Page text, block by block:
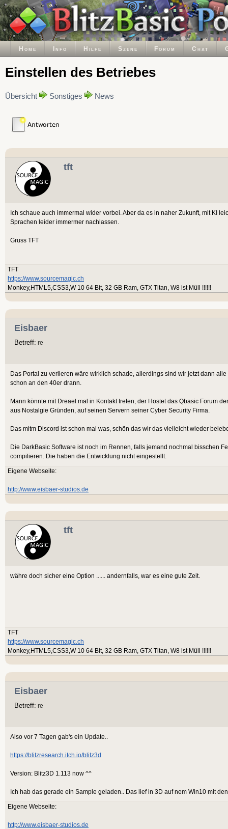
Home Info Hilfe Szene Forum Chat
Einstellen des Betriebes
Übersicht Sonstiges News
tft
Ich schaue auch immermal wider vorbei. Aber da es in naher Zukunft, mit KI
Sprachen leider immermer nachlassen.
Gruss TFT
TFT
https://www.sourcemagic.ch
Monkey,HTML5,CSS3,W 10 64 Bit, 32 GB Ram, GTX Titan, W8 ist Müll !!!!!!
Eisbaer
Betreff: re
Das Portal zu verlieren wäre wirklich schade, allerdings sind wir jetzt dann
schon an den 40er drann.
Mann könnte mit Dreael mal in Kontakt treten, der Hostet das Qbasic Forum
aus Nostalgie Gründen, auf seinen Servern seiner Cyber Security Firma.
Das mitm Discord ist schon mal was, schön das wir das vielleicht wieder
Die DarkBasic Software ist noch im Rennen, falls jemand nochmal bisschen
compilieren. Die haben die Entwicklung nicht eingestellt.
Eigene Webseite:
http://www.eisbaer-studios.de
tft
währe doch sicher eine Option ...... andernfalls, war es eine gute Zeit.
TFT
https://www.sourcemagic.ch
Monkey,HTML5,CSS3,W 10 64 Bit, 32 GB Ram, GTX Titan, W8 ist Müll !!!!!!
Eisbaer
Betreff: re
Also vor 7 Tagen gab's ein Update..
https://blitzresearch.itch.io/blitz3d
Version: Blitz3D 1.113 now ^^
Ich hab das gerade ein Sample geladen.. Das lief in 3D auf nem Win10 mit
Eigene Webseite:
http://www.eisbaer-studios.de